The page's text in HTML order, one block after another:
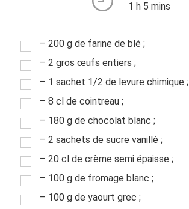
1 h 5 mins
– 200 g de farine de blé ;
– 2 gros œufs entiers ;
– 1 sachet 1/2 de levure chimique ;
– 8 cl de cointreau ;
– 180 g de chocolat blanc ;
– 2 sachets de sucre vanillé ;
– 20 cl de crème semi épaisse ;
– 100 g de fromage blanc ;
– 100 g de yaourt grec ;